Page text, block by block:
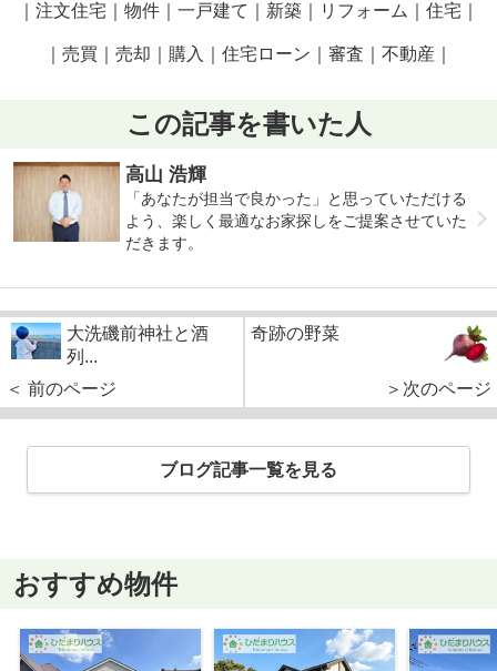
｜注文住宅｜物件｜一戸建て｜新築｜リフォーム｜住宅｜
｜売買｜売却｜購入｜住宅ローン｜審査｜不動産｜
この記事を書いた人
高山 浩輝
「あなたが担当で良かった」と思っていただける
よう、楽しく最適なお家探しをご提案させていた
だきます。
大洗磯前神社と酒
列...
＜ 前のページ
奇跡の野菜
＞次のページ
ブログ記事一覧を見る
おすすめ物件